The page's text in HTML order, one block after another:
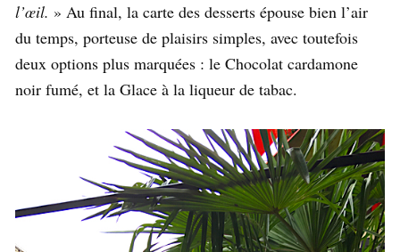
l’œil. » Au final, la carte des desserts épouse bien l’air
du temps, porteuse de plaisirs simples, avec toutefois
deux options plus marquées : le Chocolat cardamone
noir fumé, et la Glace à la liqueur de tabac.